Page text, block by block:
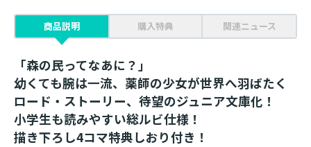
商品説明 購入特典 関連ニュース
「森の民ってなあに？」
幼くても腕は一流、薬師の少女が世界へ羽ばたく
ロード・ストーリー、待望のジュニア文庫化！
小学生も読みやすい総ルビ仕様！
描き下ろし4コマ特典しおり付き！